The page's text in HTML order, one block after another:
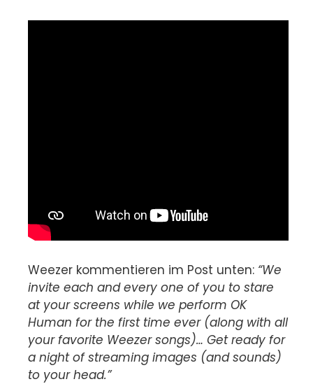
Weezer kommentieren im Post unten: “We
invite each and every one of you to stare
at your screens while we perform OK
Human for the first time ever (along with all
your favorite Weezer songs)… Get ready for
a night of streaming images (and sounds)
to your head.”